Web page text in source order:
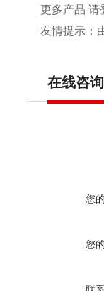
更多产品 请
友情提示：
在线咨询
您
您